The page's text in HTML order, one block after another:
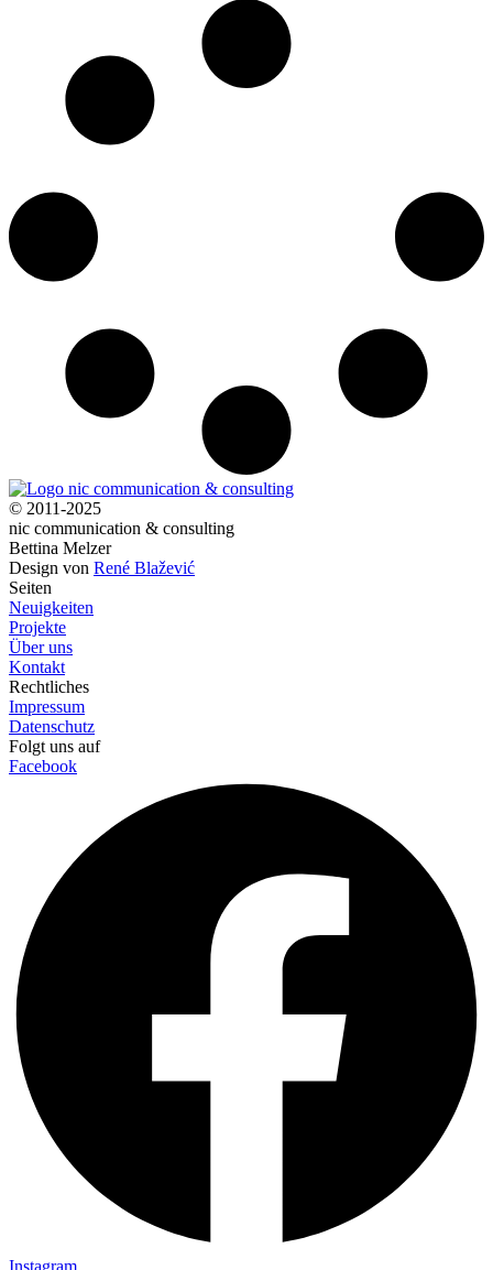
© 2011-2025
nic communication & consulting
Bettina Melzer
Design von René Blažević
Seiten
Neuigkeiten
Projekte
Über uns
Kontakt
Rechtliches
Impressum
Datenschutz
Folgt uns auf
Facebook
Instagram